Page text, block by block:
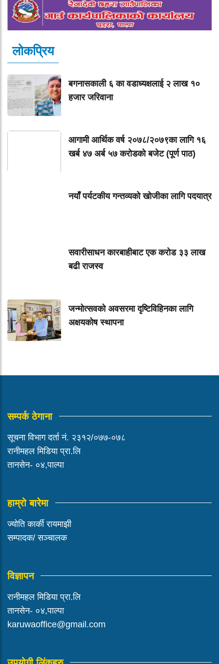
लोकप्रिय
बगनासकाली ६ का वडाध्यक्षलाई २ लाख १०
हजार जरिवाना
आगामी आर्थिक वर्ष २०७८/२०७९का लागि १६
खर्ब ४७ अर्ब ५७ करोडको बजेट (पूर्ण पाठ)
नयाँ पर्यटकीय गन्तव्यको खोजीका लागि पदयात्र
सवारीसाधन कारबाहीबाट एक करोड ३३ लाख
बढी राजस्व
जन्मोत्सवको अवसरमा दृष्टिविहिनका लागि
अक्षयकोष स्थापना
सम्पर्क ठेगाना
सूचना विभाग दर्ता नं. २३१२/०७७-०७८
रानीमहल मिडिया प्रा.लि
तानसेन- ०४,पाल्पा
हाम्रो बारेमा
ज्योति कार्की रायमाझी
सम्पादक/ सञ्चालक
विज्ञापन
रानीमहल मिडिया प्रा.लि
तानसेन- ०४,पाल्पा
karuwaoffice@gmail.com